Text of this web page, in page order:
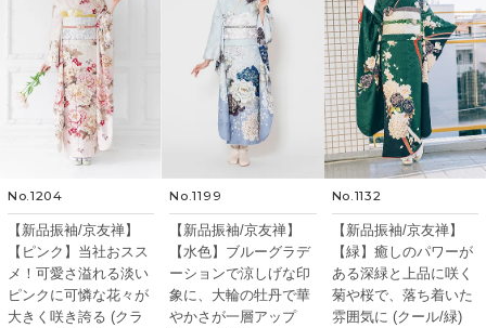
No.1204
【新品振袖/京友禅】
【ピンク】当社おスス
メ！可愛さ溢れる淡い
ピンクに可憐な花々が
大きく咲き誇る (クラ
No.1199
【新品振袖/京友禅】
【水色】ブルーグラデ
ーションで涼しげな印
象に、大輪の牡丹で華
やかさが一層アップ
No.1132
【新品振袖/京友禅】
【緑】癒しのパワーが
ある深緑と上品に咲く
菊や桜で、落ち着いた
雰囲気に (クール/緑)